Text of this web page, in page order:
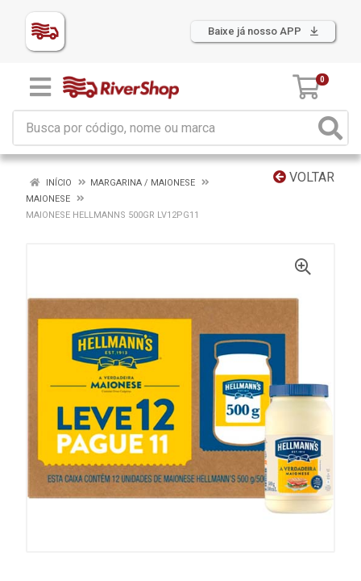
Baixe já nosso APP
0
VOLTAR
INÍCIO
MARGARINA / MAIONESE
MAIONESE
MAIONESE HELLMANNS 500GR LV12PG11